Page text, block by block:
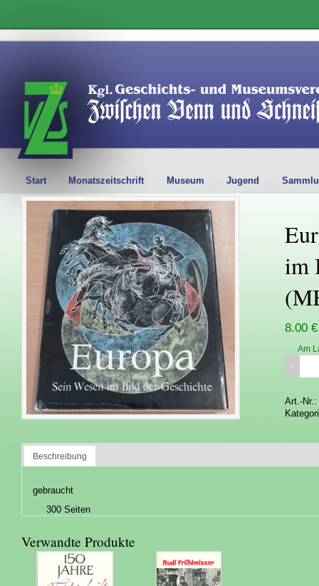
Start Monatszeitschrift Museum Jugend
im
8.00 €
Am
Art.-Nr.:
Beschreibung
gebraucht
300 Seiten
Verwandte Produkte